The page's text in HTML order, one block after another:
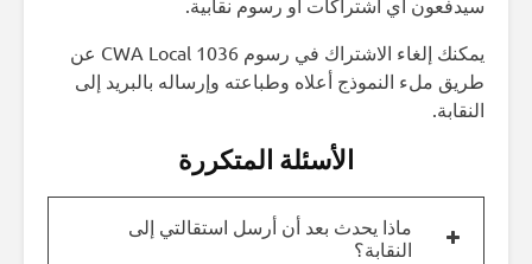
سيدفعون أي اشتراكات أو رسوم نقابية.
يمكنك إلغاء الاشتراك في رسوم CWA Local 1036 عن
طريق ملء النموذج أعلاه وطباعته وإرساله بالبريد إلى
النقابة.
الأسئلة المتكررة
ماذا يحدث بعد أن أرسل استقالتي إلى
النقابة؟